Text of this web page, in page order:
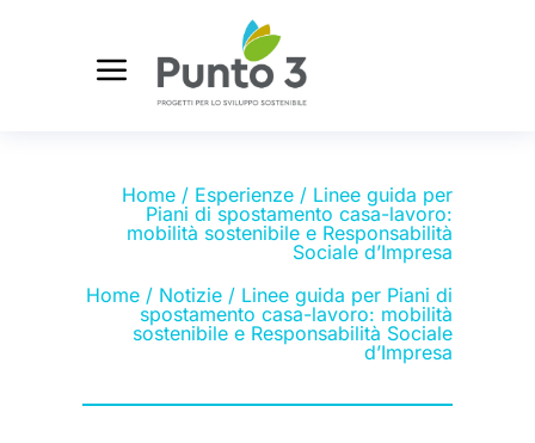
Home / Esperienze / Linee guida per
Piani di spostamento casa-lavoro:
mobilità sostenibile e Responsabilità
Sociale d’Impresa
Home / Notizie / Linee guida per Piani di
spostamento casa-lavoro: mobilità
sostenibile e Responsabilità Sociale
d’Impresa